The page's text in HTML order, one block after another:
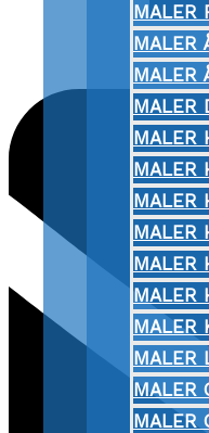
MALER
MALER
MALER
MALER
MALER
MALER
MALER
MALER
MALER
MALER
MALER
MALER
MALER
MALER